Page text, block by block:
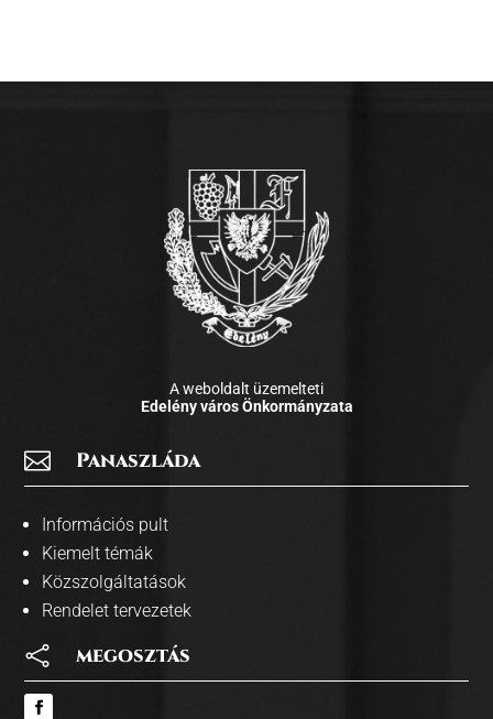
A weboldalt üzemelteti
Edelény város Önkormányzata
 Panaszláda
Információs pult
Kiemelt témák
Közszolgáltatások
Rendelet tervezetek
 megosztás